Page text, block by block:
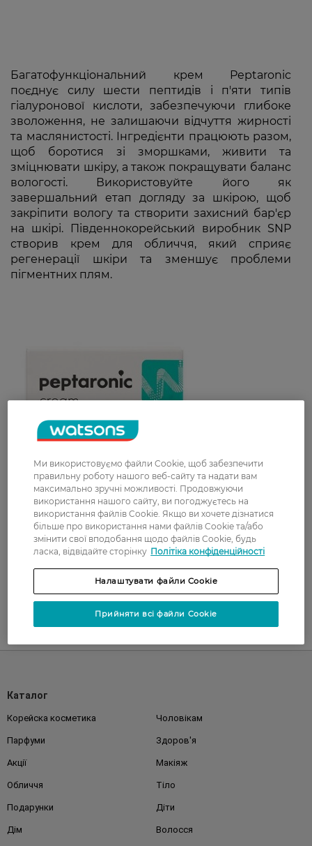
Багатофункціональний крем Peptaronic
поєднує силу шести пептидів і п'яти типів
гіалуронової кислоти, забезпечуючи глибоке
зволоження, не залишаючи відчуття жирності
та маслянистості. Інгредієнти працюють разом,
щоб боротися зі зморшками, живити та
зміцнювати шкіру, а також покращувати баланс
вологості. Використовуйте його як
завершальний етап догляду за шкірою, щоб
закріпити вологу та створити захисний бар'єр
на шкірі. Південнокорейський виробник SNP
створив крем для обличчя, який сприяє
регенерації шкіри та зменшує проблеми
пігментних плям.
Каталог
Корейска косметика Чоловікам
Парфуми Здоров'я
Акції Макіяж
Обличчя Тіло
Подарунки Діти
Дім Волосся
Ми використовуємо файли Cookie, щоб забезпечити
правильну роботу нашого веб-сайту та надати вам
максимально зручні можливості. Продовжуючи
використання нашого сайту, ви погоджуєтесь на
використання файлів Cookie. Якщо ви хочете дізнатися
більше про використання нами файлів Cookie та/або
змінити свої вподобання щодо файлів Cookie, будь
ласка, відвідайте сторінку Політіка конфіденційності
Налаштувати файли Cookie
Прийняти всі файли Cookie